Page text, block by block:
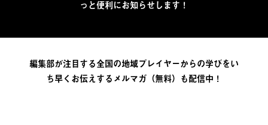
っと便利にお知らせします！
編集部が注目する全国の地域プレイヤーからの学びをい
ち早くお伝えするメルマガ（無料）も配信中！